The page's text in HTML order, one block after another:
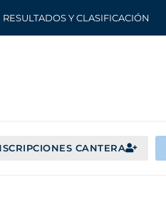
RESULTADOS Y CLASIFICACIÓN
CANTERA